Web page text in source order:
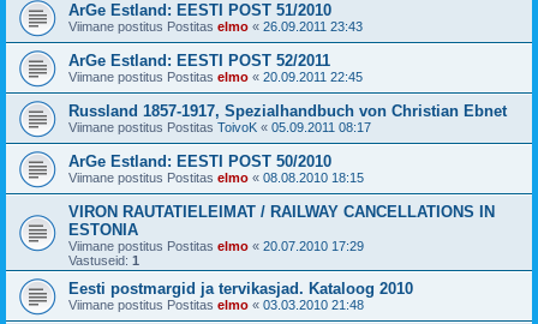
ArGe Estland: EESTI POST 51/2010
Viimane postitus Postitas elmo « 26.09.2011 23:43
ArGe Estland: EESTI POST 52/2011
Viimane postitus Postitas elmo « 20.09.2011 22:45
Russland 1857-1917, Spezialhandbuch von Christian Ebnet
Viimane postitus Postitas ToivoK « 05.09.2011 08:17
ArGe Estland: EESTI POST 50/2010
Viimane postitus Postitas elmo « 08.08.2010 18:15
VIRON RAUTATIELEIMAT / RAILWAY CANCELLATIONS IN
ESTONIA
Viimane postitus Postitas elmo « 20.07.2010 17:29
Vastuseid: 1
Eesti postmargid ja tervikasjad. Kataloog 2010
Viimane postitus Postitas elmo « 03.03.2010 21:48